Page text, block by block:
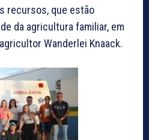
recursos, que estão
da agricultura familiar, em
Wanderlei Knaack.